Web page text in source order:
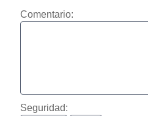
Comentario:
Seguridad: